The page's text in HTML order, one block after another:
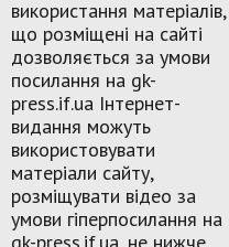
використання матеріалів,
що розміщені на сайті
дозволяється за умови
посилання на gk-
press.if.ua Інтернет-
видання можуть
використовувати
матеріали сайту,
розміщувати відео за
умови гіперпосилання на
gk-press.if.ua, не нижче